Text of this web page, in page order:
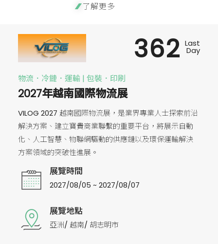
了解更多
物流．冷鏈．運輸 | 包裝．印刷
2027年越南國際物流展
VILOG 2027 越南國際物流展，是業界專業人士探索前沿
解決方案、建立寶貴商業聯繫的重要平台，將展示自動
化、人工智慧、物聯網驅動的供應鏈以及環保運輸解決
方案領域的突破性進展。
展覽時間
2027/08/05 ~ 2027/08/07
展覽地點
亞洲/ 越南/ 胡志明市
362 Last
Day